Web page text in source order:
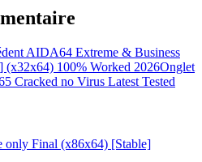
AIDA64 Extreme & Business
100% Worked 2026Onglet
Cracked no Virus Latest Tested
only Final (x86x64) [Stable]